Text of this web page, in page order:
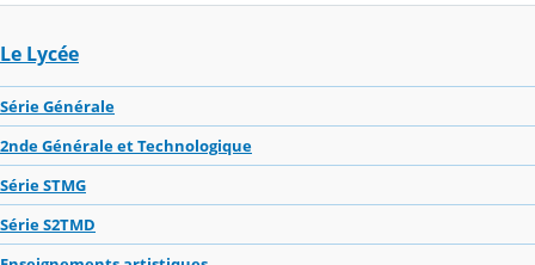
Le Lycée
Série Générale
2nde Générale et Technologique
Série STMG
Série S2TMD